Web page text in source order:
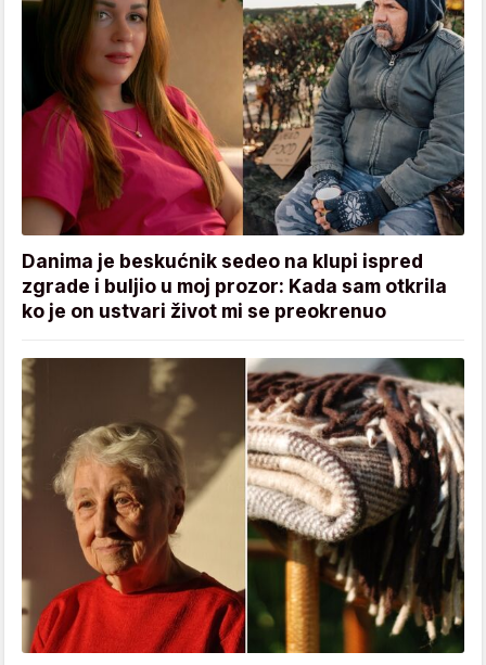
Danima je beskućnik sedeo na klupi ispred
zgrade i buljio u moj prozor: Kada sam otkrila
ko je on ustvari život mi se preokrenuo